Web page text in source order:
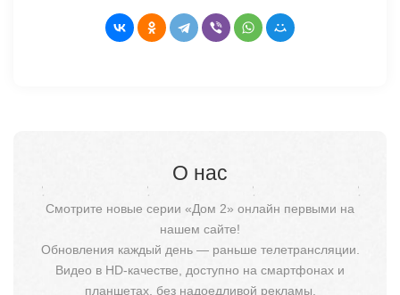
О нас
Смотрите новые серии «Дом 2» онлайн первыми на
нашем сайте!
Обновления каждый день — раньше телетрансляции.
Видео в HD-качестве, доступно на смартфонах и
планшетах, без надоедливой рекламы.